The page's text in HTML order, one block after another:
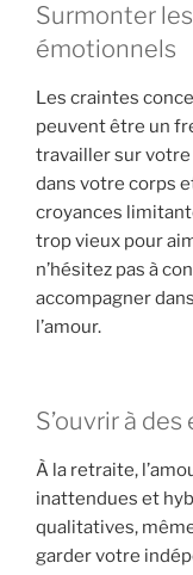
Surmonter
émotionnels
Les craintes
peuvent être un
travailler sur votre
dans votre corps
croyances
trop vieux pour
n’hésitez pas à
accompagner
l’amour.
S’ouvrir à
À la retraite,
inattendues et
qualitatives,
garder votre